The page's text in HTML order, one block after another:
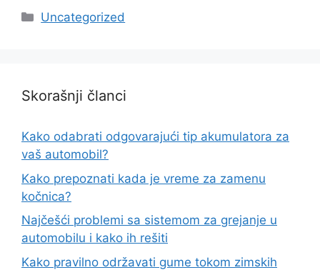
Categories
Uncategorized
Skorašnji članci
Kako odabrati odgovarajući tip akumulatora za
vaš automobil?
Kako prepoznati kada je vreme za zamenu
kočnica?
Najčešći problemi sa sistemom za grejanje u
automobilu i kako ih rešiti
Kako pravilno održavati gume tokom zimskih